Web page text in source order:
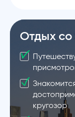
Отдых со
кругозор